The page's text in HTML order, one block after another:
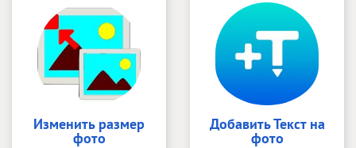
Изменить размер
фото
Добавить Текст на
фото